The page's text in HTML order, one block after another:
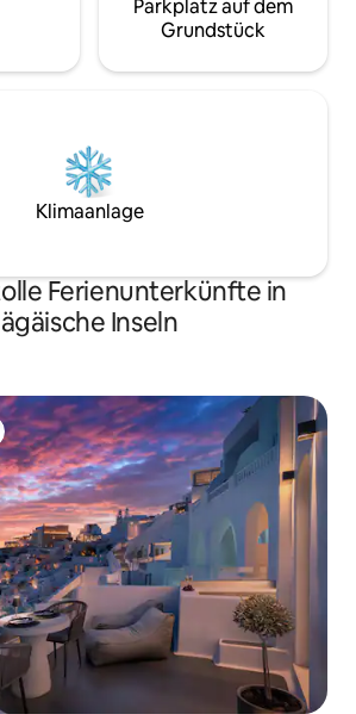
Parkplatz auf dem
Grundstück
Klimaanlage
Ferienunterkünfte in
ägäische Inseln